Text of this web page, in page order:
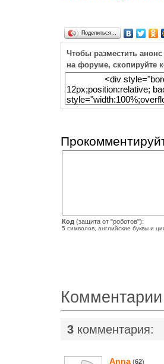
Поделиться…
Чтобы разместить
на форуме, скопируйте
Код (защита от "роботов"):
5 символов, английские буквы и
Комментарии
3 комментария:
Anna (62)